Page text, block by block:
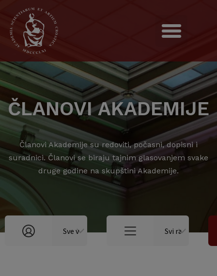
ČLANOVI AKADEMIJE
Članovi Akademije su redoviti, počasni, dopisni i
suradnici. Članovi se biraju tajnim glasovanjem svake
druge godine na skupštini Akademije.